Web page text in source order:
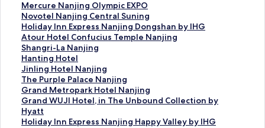
n
j
i
n
g
N
i
u
s
h
o
u
l
e
s
N
a
n
j
i
n
g
D
o
A
N
J
I
N
G
H
E
X
I
,
B
a
n
N
a
n
j
i
n
g
L
u
k
i
t
z
-
C
a
r
l
t
o
n
,
l
i
n
g
M
a
n
d
a
r
i
n
c
o
N
a
n
j
i
n
g
G
a
r
a
n
y
a
n
T
r
e
e
N
a
n
南
京
蘇
寧
鐘
山
國
際
高
爾
夫
酒
啟
A
t
o
u
r
H
o
t
e
l
W
開
啟
M
h
u
b
b
y
M
G
M
N
會
開
啟
T
h
e
S
i
f
a
n
g
結
會
開
啟
U
r
c
o
v
e
b
y
連
結
會
開
啟
T
h
e
W
e
s
t
Mercure Nanjing Olympic EXPO
此
連
結
會
開
啟
M
e
r
c
u
r
Novotel Nanjing Central Suning
此
連
結
會
開
啟
N
o
v
o
t
Holiday Inn Express Nanjing Dongshan by IHG
此
連
結
會
開
啟
H
o
l
i
Atour Hotel Confucius Temple Nanjing
此
連
結
會
開
啟
A
t
o
Shangri-La Nanjing
此
連
結
會
開
啟
S
h
Hanting Hotel
此
連
結
會
開
啟
H
Jinling Hotel Nanjing
此
連
結
會
開
啟
The Purple Palace Nanjing
此
連
結
會
開
Grand Metropark Hotel Nanjing
此
連
結
會
Grand WUJI Hotel, in The Unbound Collection by
Hyatt
此
連
結
Holiday Inn Express Nanjing Happy Valley by IHG
此